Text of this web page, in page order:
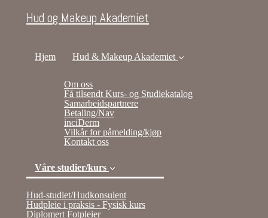
Hud og Makeup Akademiet
Hjem Hud & Makeup Akademiet
Om oss
Få tilsendt Kurs- og Studiekatalog
Samarbeidspartnere
Betaling/Nav
inciDerm
Vilkår for påmelding/kjøp
Kontakt oss
Våre studier/kurs
Hud-studiet/Hudkonsulent(current)
Hudpleie i praksis - Fysisk kurs
Diplomert Fotpleier